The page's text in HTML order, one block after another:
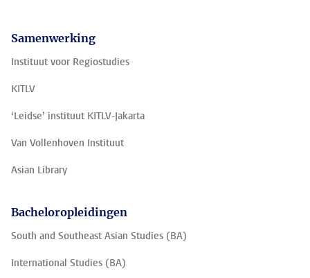
Samenwerking
Instituut voor Regiostudies
KITLV
‘Leidse’ instituut KITLV-Jakarta
Van Vollenhoven Instituut
Asian Library
Bacheloropleidingen
South and Southeast Asian Studies (BA)
International Studies (BA)